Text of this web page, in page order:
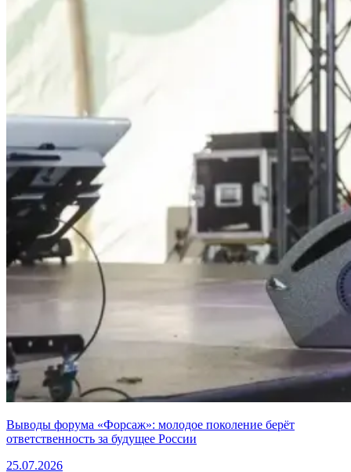
Выводы форума «Форсаж»: молодое поколение берёт
ответственность за будущее России
25.07.2026